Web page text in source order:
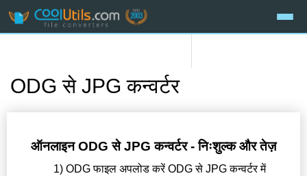
ODG से JPG कन्वर्टर
ऑनलाइन ODG से JPG कन्वर्टर - निःशुल्क और तेज़
1) ODG फाइल अपलोड करें ODG से JPG कन्वर्टर में